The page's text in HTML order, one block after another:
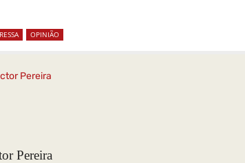
OPINIÃO
Pereira